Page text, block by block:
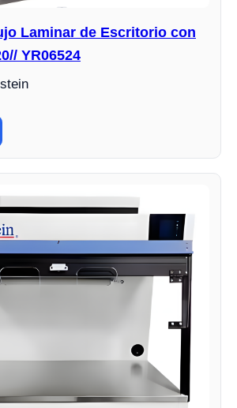
Laminar de Escritorio con
YR06524